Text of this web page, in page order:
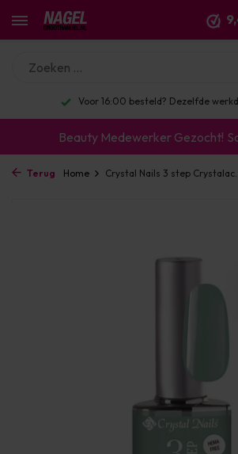
Enorm assortiment
Beauty Medewerker Gezocht!
Terug Home Crystal Nails 3 step